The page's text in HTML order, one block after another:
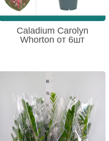
Caladium Carolyn
Whorton от 6шт